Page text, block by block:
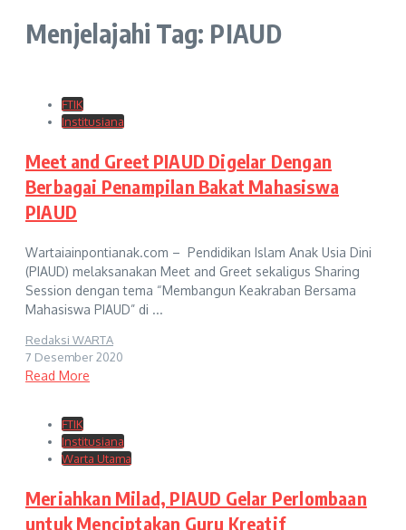
Menjelajahi Tag: PIAUD
FTIK
Institusiana
Meet and Greet PIAUD Digelar Dengan
Berbagai Penampilan Bakat Mahasiswa
PIAUD
Wartaiainpontianak.com – Pendidikan Islam Anak Usia Dini
(PIAUD) melaksanakan Meet and Greet sekaligus Sharing
Session dengan tema “Membangun Keakraban Bersama
Mahasiswa PIAUD” di ...
Redaksi WARTA
7 Desember 2020
Read More
FTIK
Institusiana
Warta Utama
Meriahkan Milad, PIAUD Gelar Perlombaan
untuk Menciptakan Guru Kreatif